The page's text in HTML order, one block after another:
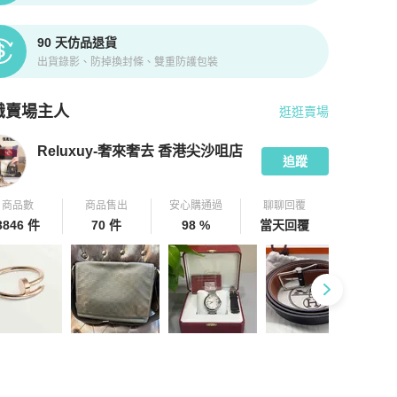
90 天仿品退貨
出貨錄影、防掉換封條、雙重防護包裝
賣場主人
拍拍圈嚴選賣家 Reluxuy-奢來奢去 香港尖沙咀店
逛逛賣場
Reluxuy-奢來奢去 香港尖沙咀店
追蹤
商品數
件
商品售出
70 件
安心購通過
98 %
聊聊回覆
當天回覆